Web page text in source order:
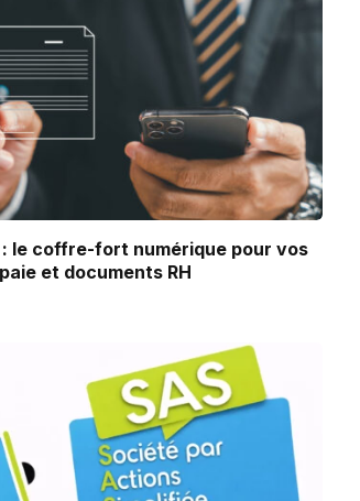
le coffre-fort numérique pour vos
et documents RH